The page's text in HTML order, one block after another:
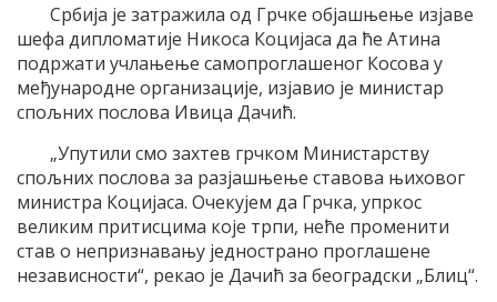
Србија је затражила од Грчке објашњење изјаве
шефа дипломатије Никоса Коцијаса да ће Атина
подржати учлањење самопроглашеног Косова у
међународне организације, изјавио је министар
спољних послова Ивица Дачић.
„Упутили смо захтев грчком Министарству
спољних послова за разјашњење ставова њиховог
министра Коцијаса. Очекујем да Грчка, упркос
великим притисцима које трпи, неће променити
став о непризнавању једнострано проглашене
независности“, рекао је Дачић за београдски „Блиц“.